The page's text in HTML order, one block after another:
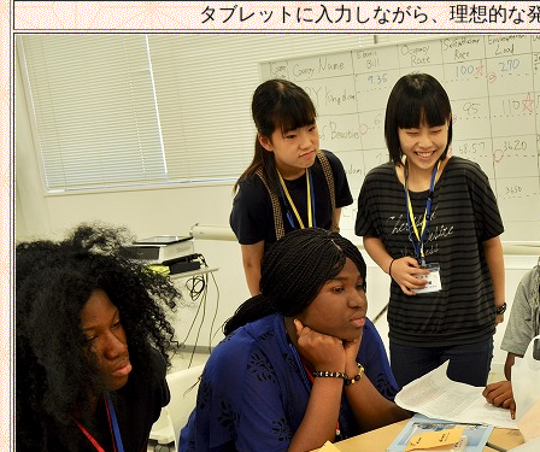
タブレットに入力しながら、理想的な